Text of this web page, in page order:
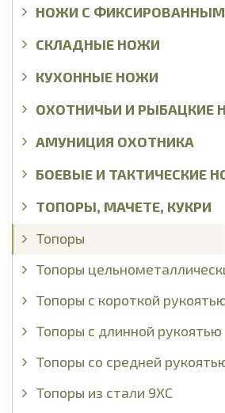
НОЖИ С
СКЛАДНЫЕ НОЖИ
КУХОННЫЕ НОЖИ
ОХОТНИЧЬИ И РЫБАЦКИЕ
АМУНИЦИЯ ОХОТНИКА
БОЕВЫЕ И ТАКТИЧЕСКИЕ
ТОПОРЫ, МАЧЕТЕ, КУКРИ
Топоры
Топоры
Топоры с короткой
Топоры с длинной рукоятью
Топоры со средней
Топоры из стали 9ХС